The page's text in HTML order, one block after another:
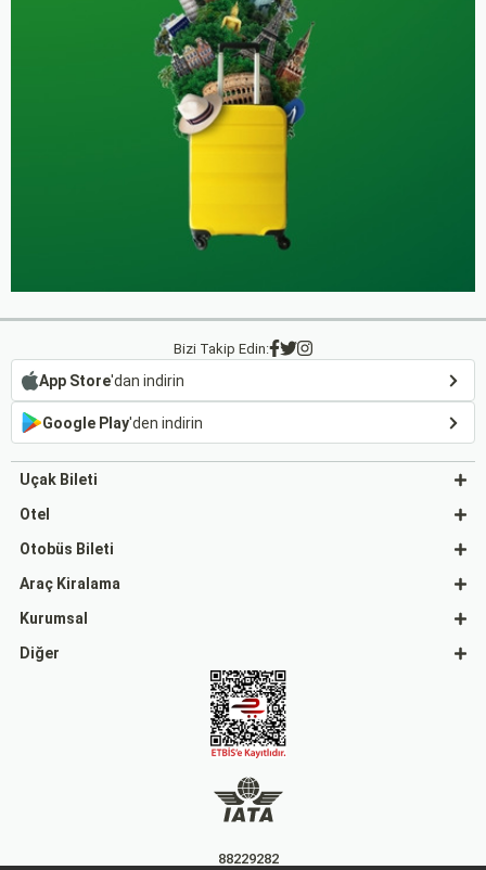
Bizi Takip Edin:
App Store'dan indirin
Google Play'den indirin
Uçak Bileti
Otel
Otobüs Bileti
Araç Kiralama
Kurumsal
Diğer
88229282